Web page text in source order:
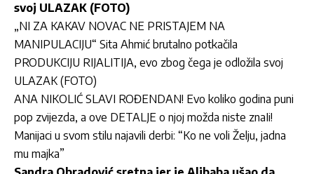
svoj ULAZAK (FOTO)
„NI ZA KAKAV NOVAC NE PRISTAJEM NA
MANIPULACIJU“ Sita Ahmić brutalno potkačila
PRODUKCIJU RIJALITIJA, evo zbog čega je odložila svoj
ULAZAK (FOTO)
ANA NIKOLIĆ SLAVI ROĐENDAN! Evo koliko godina puni
pop zvijezda, a ove DETALJE o njoj možda niste znaIi!
Manijaci u svom stilu najavili derbi: “Ko ne voli Želju, jadna
mu majka”